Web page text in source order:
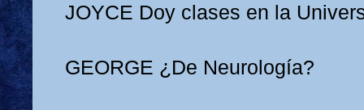
JOYCE Doy clases en la
GEORGE ¿De Neurología?